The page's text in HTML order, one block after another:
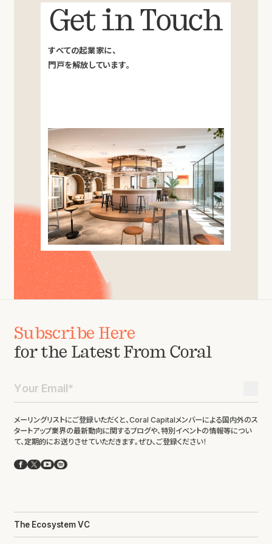
Get in Touch
すべての起業家に、
門戸を解放しています。
Subscribe Here
for the Latest From Coral
メーリングリストにご登録いただくと、Coral Capitalメンバーによる国内外のス
タートアップ業界の最新動向に関するブログや、特別イベントの情報等につい
て、定期的にお送りさせていただきます。ぜひ、ご登録ください！
Facebook
X YouTube
Spotify
The Ecosystem VC